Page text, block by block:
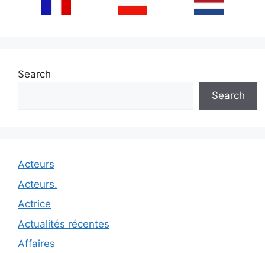
Search
Search
Acteurs
Acteurs.
Actrice
Actualités récentes
Affaires